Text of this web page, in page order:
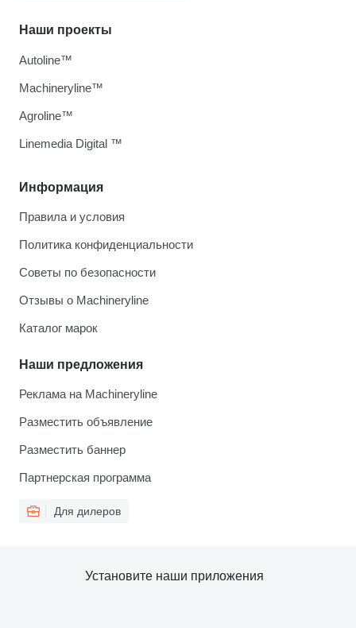
Информация
Правила и условия
Политика конфиденциальности
Советы по безопасности
Отзывы о Machineryline
Каталог марок
Наши предложения
Реклама на Machineryline
Разместить объявление
Разместить баннер
Партнерская программа
Для дилеров
Наши проекты
Autoline™
Machineryline™
Agroline™
Linemedia Digital ™
Установите наши приложения